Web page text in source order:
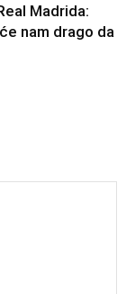
Madrida:
nam drago da